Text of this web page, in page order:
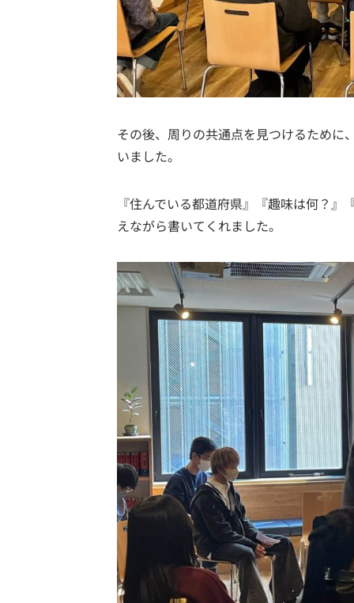
その後、周りの共通点を見つけるために
いました。
『住んでいる都道府県』『趣味は何？
えながら書いてくれました。